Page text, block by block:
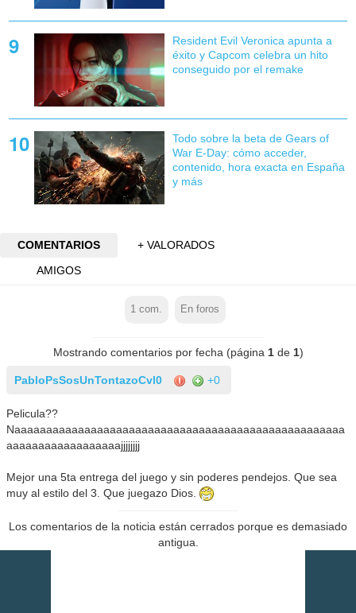
Resident Evil Veronica apunta a
éxito y Capcom celebra un hito
conseguido por el remake
Todo sobre la beta de Gears of
War E-Day: cómo acceder,
contenido, hora exacta en España
y más
COMENTARIOS
+ VALORADOS
AMIGOS
1 com. En foros
Mostrando comentarios por fecha (página 1de 1)
PabloPsSosUnTontazoCvl0 +0
Pelicula??
Naaaaaaaaaaaaaaaaaaaaaaaaaaaaaaaaaaaaaaaaaaaaaaaaaaaa
aaaaaaaaaaaaaaaaaajjjjjjjj
Mejor una 5ta entrega del juego y sin poderes pendejos. Que sea
muy al estilo del 3. Que juegazo Dios.
Los comentarios de la noticia están cerrados porque es demasiado
antigua.